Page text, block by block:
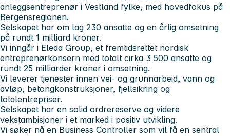
anleggsentreprenør i Vestland fylke, med hovedfokus på
Bergensregionen.
Selskapet har om lag 230 ansatte og en årlig omsetning
på rundt 1 milliard kroner.
Vi inngår i Eleda Group, et fremtidsrettet nordisk
entreprenørkonsern med totalt cirka 3 500 ansatte og
rundt 25 milliarder kroner i omsetning.
Vi leverer tjenester innen vei- og grunnarbeid, vann og
avløp, betongkonstruksjoner, fjellsikring og
totalentrepriser.
Selskapet har en solid ordrereserve og videre
vekstambisjoner i et marked i positiv utvikling.
Vi søker nå en Business Controller som vil få en sentral